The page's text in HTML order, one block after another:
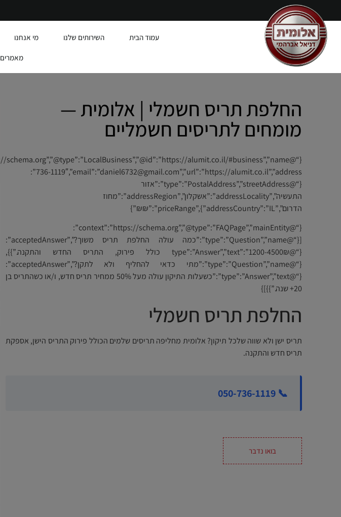
עמוד הבית השירותים שלנו מי אנחנו
מאמרים
החלפת תריס חשמלי | אלומית —
מומחים לתריסים חשמליים
736-1119″,”email”:”daniel6732@gmail.com”,”url”:”https://alumit.co.il”,”address”:
{“@type”:”PostalAddress”,”streetAddress”:”אזור
התעשיה”,”addressLocality”:”אשקלון”,”addressRegion”:”מחוז
הדרום”,”addressCountry”:”IL”},”priceRange”:”₪₪”}
{“@context”:”https://schema.org”,”@type”:”FAQPage”,”mainEntity”:
[{“@type”:”Question”,”name”:”כמה עולה החלפת תריס משוך?”,”acceptedAnswer”:
{“@type”:”Answer”,”text”:”1200-4500₪ כולל פירוק, התריס החדש והתקנה.”}},
{“@type”:”Question”,”name”:”מתי כדאי להחליף ולא לתקן?”,”acceptedAnswer”:
{“@type”:”Answer”,”text”:”כשעלות התיקון עולה מעל 50% ממחיר תריס חדש, ו/או כשהתריס בן
20+ שנה.”}}]}
החלפת תריס חשמלי
תריס ישן ולא שווה שלכל תיקון? אלומית מחליפה תריסים שלמים הכולל פירוק התריס הישן, אספקת
תריס חדש והתקנה.
📞 050-736-1119
בואו נדבר